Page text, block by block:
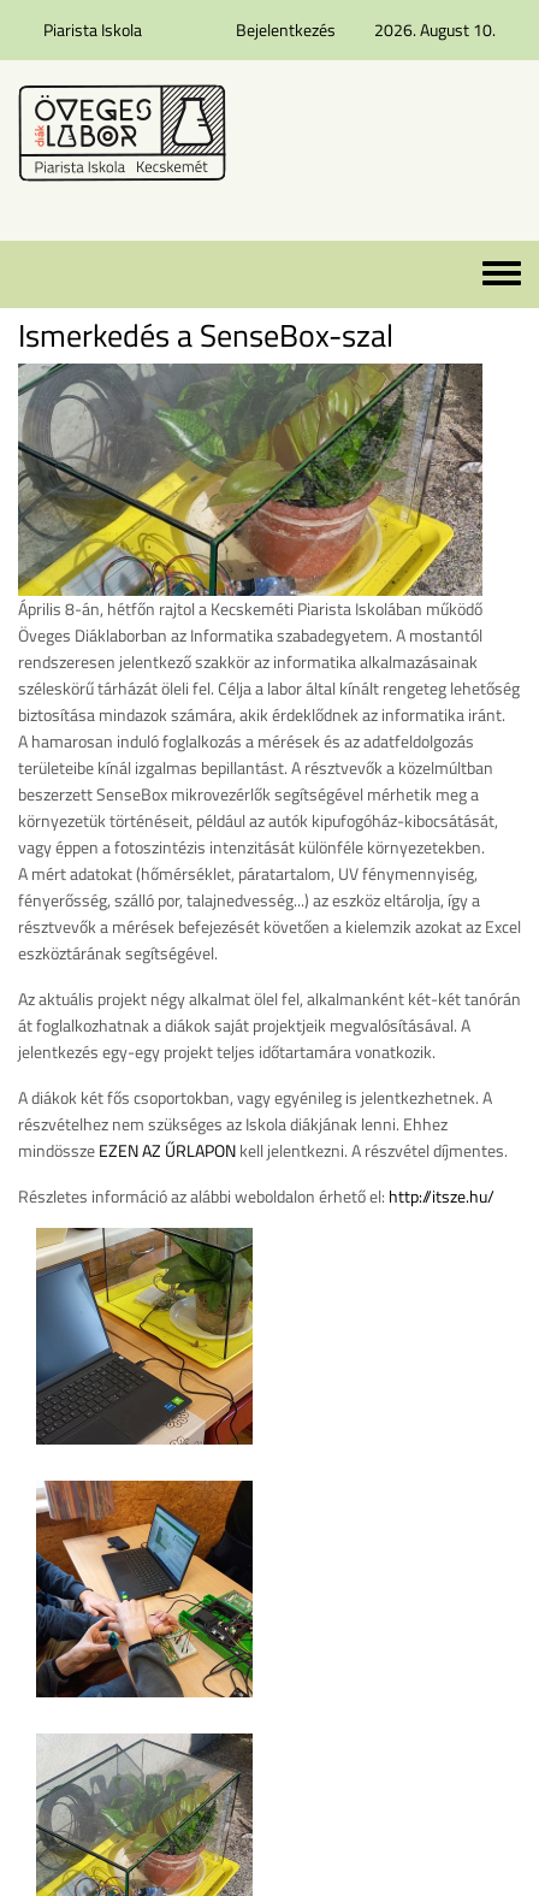
2026. August 10.
Piarista Iskola
Bejelentkezés
Toggle
Ismerkedés a SenseBox-szal
Április 8-án, hétfőn rajtol a Kecskeméti Piarista Iskolában működő
Öveges Diáklaborban az Informatika szabadegyetem. A mostantól
rendszeresen jelentkező szakkör az informatika alkalmazásainak
széleskörű tárházát öleli fel. Célja a labor által kínált rengeteg lehetőség
biztosítása mindazok számára, akik érdeklődnek az informatika iránt.
A hamarosan induló foglalkozás a mérések és az adatfeldolgozás
területeibe kínál izgalmas bepillantást. A résztvevők a közelmúltban
beszerzett SenseBox mikrovezérlők segítségével mérhetik meg a
környezetük történéseit, például az autók kipufogóház-kibocsátását,
vagy éppen a fotoszintézis intenzitását különféle környezetekben.
A mért adatokat (hőmérséklet, páratartalom, UV fénymennyiség,
fényerősség, szálló por, talajnedvesség...) az eszköz eltárolja, így a
résztvevők a mérések befejezését követően a kielemzik azokat az Excel
eszköztárának segítségével.
Az aktuális projekt négy alkalmat ölel fel, alkalmanként két-két tanórán
át foglalkozhatnak a diákok saját projektjeik megvalósításával. A
jelentkezés egy-egy projekt teljes időtartamára vonatkozik.
A diákok két fős csoportokban, vagy egyénileg is jelentkezhetnek. A
részvételhez nem szükséges az Iskola diákjának lenni. Ehhez
mindösszeEZEN AZ ŰRLAPONkell jelentkezni. A részvétel díjmentes.
Részletes információ az alábbi weboldalon érhető el: http://itsze.hu/